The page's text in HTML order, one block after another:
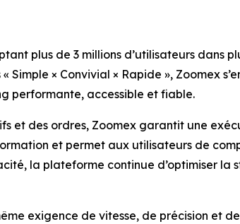
plus de 3 millions d’utilisateurs dans
× Convivial × Rapide », Zoomex
performante, accessible et fiable.
et des ordres, Zoomex garantit une
et permet aux utilisateurs de
la plateforme continue d’optimiser la
exigence de vitesse, de précision et